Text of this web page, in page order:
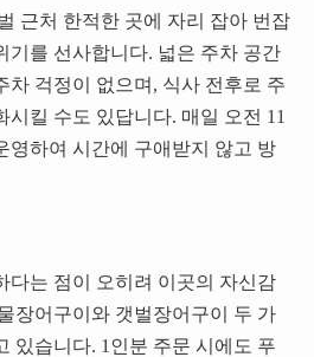
근처 한적한 곳에 자리 잡아 번잡
기를 선사합니다. 넓은 주차 공간
차 걱정이 없으며, 식사 전후로 주
시킬 수도 있답니다. 매일 오전 11
영하여 시간에 구애받지 않고 방
다는 점이 오히려 이곳의 자신감
장어구이와 갯벌장어구이 두 가
있습니다. 1인분 주문 시에도 푸